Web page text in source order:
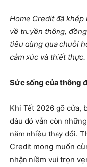
Home Credit đã khép
về truyền thông,
tiêu dùng qua chuỗi
cảm xúc và thiết thực.
Sức sống của thông
Khi Tết 2026 gõ cửa,
đâu đó vẫn còn
năm nhiều thay đổi.
Credit mong muốn
nhận niềm vui trọn